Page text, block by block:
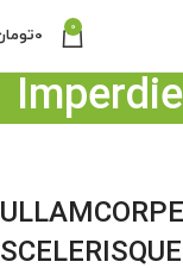
0
0
SCELERISQUE